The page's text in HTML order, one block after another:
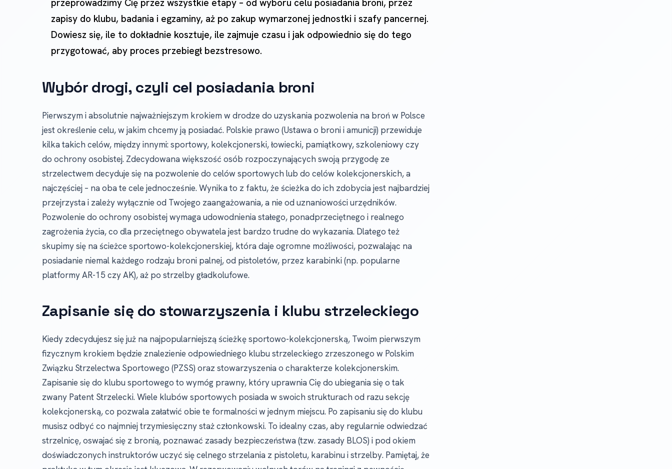
przeprowadzimy Cię przez wszystkie etapy – od wyboru celu posiadania broni, przez
zapisy do klubu, badania i egzaminy, aż po zakup wymarzonej jednostki i szafy pancernej.
Dowiesz się, ile to dokładnie kosztuje, ile zajmuje czasu i jak odpowiednio się do tego
przygotować, aby proces przebiegł bezstresowo.
Wybór drogi, czyli cel posiadania broni
Pierwszym i absolutnie najważniejszym krokiem w drodze do uzyskania pozwolenia na broń w Polsce
jest określenie celu, w jakim chcemy ją posiadać. Polskie prawo (Ustawa o broni i amunicji) przewiduje
kilka takich celów, między innymi: sportowy, kolekcjonerski, łowiecki, pamiątkowy, szkoleniowy czy
do ochrony osobistej. Zdecydowana większość osób rozpoczynających swoją przygodę ze
strzelectwem decyduje się na pozwolenie do celów sportowych lub do celów kolekcjonerskich, a
najczęściej – na oba te cele jednocześnie. Wynika to z faktu, że ścieżka do ich zdobycia jest najbardziej
przejrzysta i zależy wyłącznie od Twojego zaangażowania, a nie od uznaniowości urzędników.
Pozwolenie do ochrony osobistej wymaga udowodnienia stałego, ponadprzeciętnego i realnego
zagrożenia życia, co dla przeciętnego obywatela jest bardzo trudne do wykazania. Dlatego też
skupimy się na ścieżce sportowo-kolekcjonerskiej, która daje ogromne możliwości, pozwalając na
posiadanie niemal każdego rodzaju broni palnej, od pistoletów, przez karabinki (np. popularne
platformy AR-15 czy AK), aż po strzelby gładkolufowe.
Zapisanie się do stowarzyszenia i klubu strzeleckiego
Kiedy zdecydujesz się już na najpopularniejszą ścieżkę sportowo-kolekcjonerską, Twoim pierwszym
fizycznym krokiem będzie znalezienie odpowiedniego klubu strzeleckiego zrzeszonego w Polskim
Związku Strzelectwa Sportowego (PZSS) oraz stowarzyszenia o charakterze kolekcjonerskim.
Zapisanie się do klubu sportowego to wymóg prawny, który uprawnia Cię do ubiegania się o tak
zwany Patent Strzelecki. Wiele klubów sportowych posiada w swoich strukturach od razu sekcję
kolekcjonerską, co pozwala załatwić obie te formalności w jednym miejscu. Po zapisaniu się do klubu
musisz odbyć co najmniej trzymiesięczny staż członkowski. To idealny czas, aby regularnie odwiedzać
strzelnicę, oswajać się z bronią, poznawać zasady bezpieczeństwa (tzw. zasady BLOS) i pod okiem
doświadczonych instruktorów uczyć się celnego strzelania z pistoletu, karabinu i strzelby. Pamiętaj, że